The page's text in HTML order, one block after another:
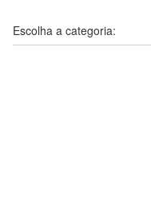
Escolha a categoria: